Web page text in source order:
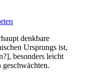
denkbare
Ursprungs ist,
besonders leicht